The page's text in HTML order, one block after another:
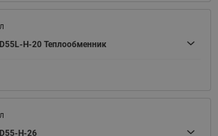
D55L-H-20 Теплообменник
D55-H-26